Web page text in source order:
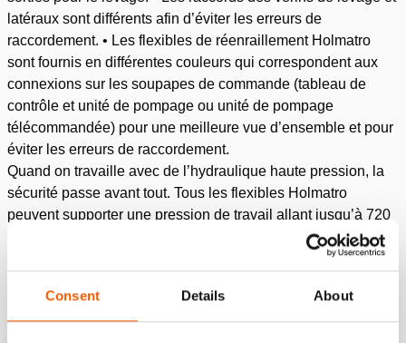
Consent Details About
latéraux sont différents afin d’éviter les erreurs de
raccordement. • Les flexibles de réenraillement Holmatro
sont fournis en différentes couleurs qui correspondent aux
connexions sur les soupapes de commande (tableau de
contrôle et unité de pompage ou unité de pompage
télécommandée) pour une meilleure vue d’ensemble et pour
éviter les erreurs de raccordement.
Quand on travaille avec de l’hydraulique haute pression, la
sécurité passe avant tout. Tous les flexibles Holmatro
peuvent supporter une pression de travail allant jusqu’à 720
bars / 10 000 psi. Nos flexibles sont conçus selon un rapport
Les fl...